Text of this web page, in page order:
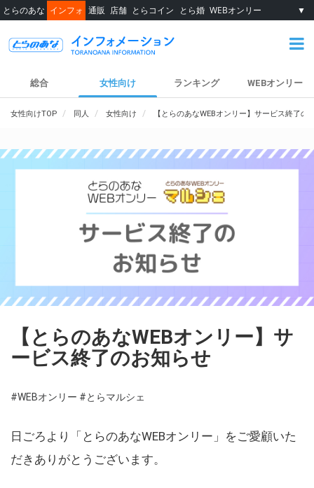
とらのあな インフォ 通販 店舗 とらコイン とら婚 WEBオンリー ▼
総合 女性向け ランキング WEBオンリー
女性向けTOP 同人 女性向け 【とらのあなWEBオンリー】サービス終了の
【とらのあなWEBオンリー】サ
ービス終了のお知らせ
#WEBオンリー #とらマルシェ
日ごろより「とらのあなWEBオンリー」をご愛顧いた
だきありがとうございます。